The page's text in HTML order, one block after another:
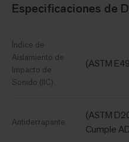
Especificaciones de
Índice de
Aislamiento de
Impacto de
Sonido (IIC)
(ASTM
Antiderrapante
(ASTM
Cumple